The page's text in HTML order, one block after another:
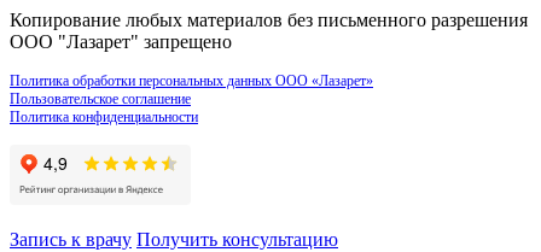
Копирование любых материалов без письменного разрешения
ООО "Лазарет" запрещено
Политика обработки персональных данных ООО «Лазарет»
Пользовательское соглашение
Политика конфиденциальности
Запись к врачу Получить консультацию